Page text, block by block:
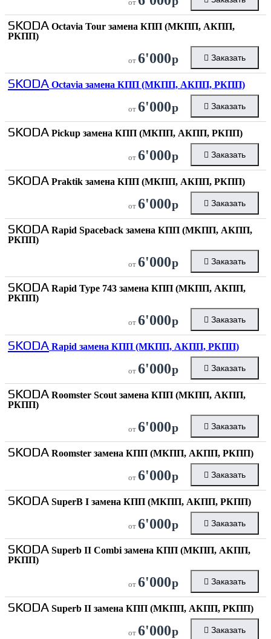
от
SKODA Octavia Tour замена КПП (МКПП, АКПП,
РКПП)
от 6'000р Заказать
SKODA Octavia замена КПП (МКПП, АКПП, РКПП)
от 6'000р Заказать
SKODA Pickup замена КПП (МКПП, АКПП, РКПП)
от 6'000р Заказать
SKODA Praktik замена КПП (МКПП, АКПП, РКПП)
от 6'000р Заказать
SKODA Rapid Spaceback замена КПП (МКПП, АКПП,
РКПП)
от 6'000р Заказать
SKODA Rapid Type 743 замена КПП (МКПП, АКПП,
РКПП)
от 6'000р Заказать
SKODA Rapid замена КПП (МКПП, АКПП, РКПП)
от 6'000р Заказать
SKODA Roomster Scout замена КПП (МКПП, АКПП,
РКПП)
от 6'000р Заказать
SKODA Roomster замена КПП (МКПП, АКПП, РКПП)
от 6'000р Заказать
SKODA SuperB I замена КПП (МКПП, АКПП, РКПП)
от 6'000р Заказать
SKODA Superb II Combi замена КПП (МКПП, АКПП,
РКПП)
от 6'000р Заказать
SKODA Superb II замена КПП (МКПП, АКПП, РКПП)
от 6'000р Заказать